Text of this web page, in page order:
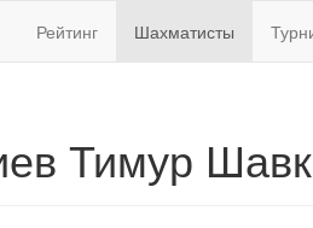
Рейтинг Шахматисты
Тимур